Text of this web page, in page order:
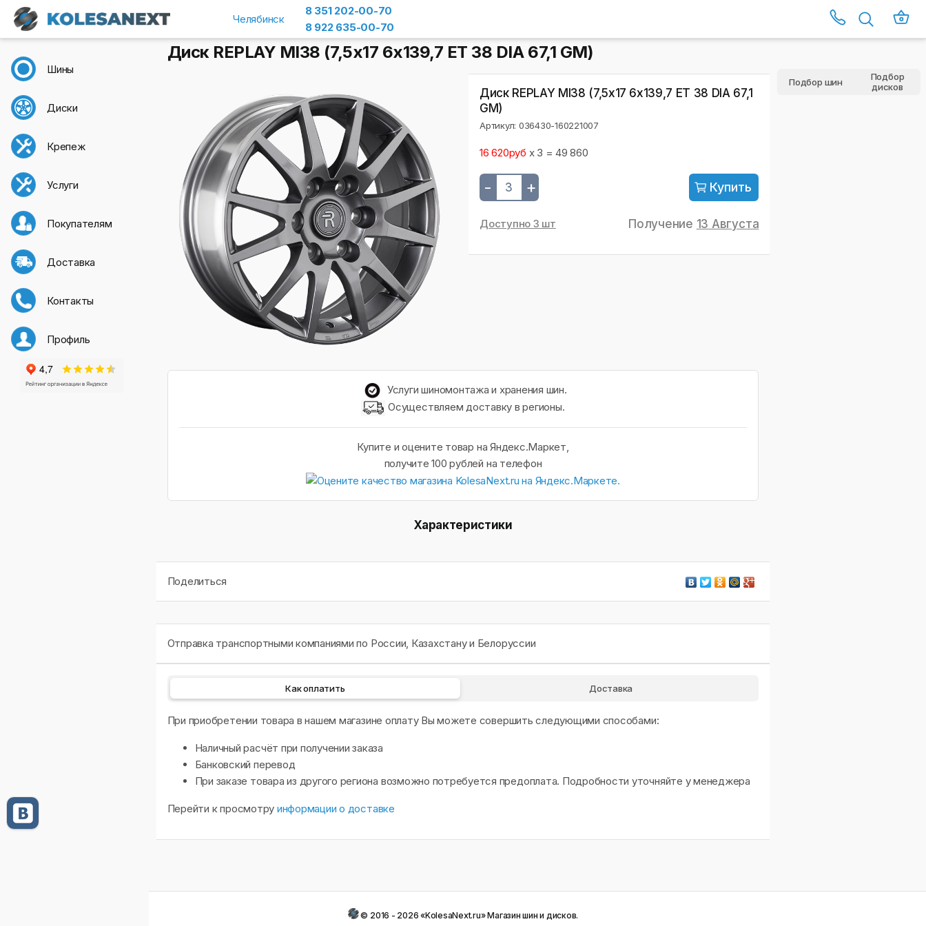
Челябинск
8 351 202-00-70
8 922 635-00-70
Шины
Диски
Крепеж
Услуги
Покупателям
Доставка
Контакты
Профиль
Диск REPLAY MI38 (7,5х17 6x139,7 ET 38 DIA 67,1 GM)
Диск REPLAY MI38 (7,5х17 6x139,7 ET 38 DIA 67,1
GM)
Артикул: 036430-160221007
16 620руб x 3 = 49 860
- + Купить
Доступно 3 шт Получение 13 Августа
Услуги шиномонтажа и хранения шин.
Осуществляем доставку в регионы.
Купите и оцените товар на Яндекс.Маркет,
получите 100 рублей на телефон
Характеристики
Поделиться
Отправка транспортными компаниями по России, Казахстану и Белоруссии
Как оплатить Доставка
При приобретении товара в нашем магазине оплату Вы можете совершить следующими способами:
Наличный расчёт при получении заказа
Банковский перевод
При заказе товара из другого региона возможно потребуется предоплата. Подробности уточняйте у менеджера
Перейти к просмотру информации о доставке
Подбор шин
Подбор
дисков
© 2016 - 2026 «KolesaNext.ru» Магазин шин и дисков.